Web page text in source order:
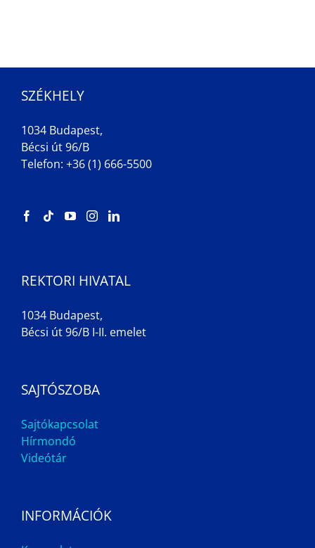
SZÉKHELY
1034 Budapest,
Bécsi út 96/B
Telefon: +36 (1) 666-5500
REKTORI HIVATAL
1034 Budapest,
Bécsi út 96/B I-II. emelet
SAJTÓSZOBA
Sajtókapcsolat
Hírmondó
Videótár
INFORMÁCIÓK